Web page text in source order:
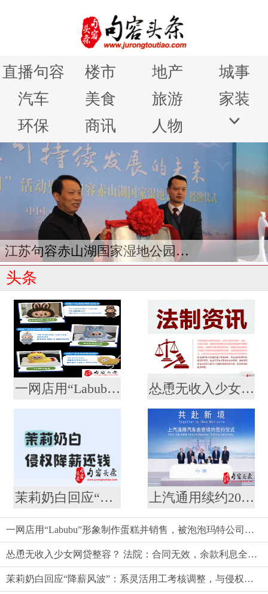
直播句容 楼市 地产
城事
汽车
美食 旅游
家装
环保
商讯 人物
江苏句容赤山湖国家湿地公园授牌仪式
头条
一网店用“Labubu”形象制作蛋糕并销售，被泡泡玛特公司起诉 怂恿无收入少女网贷整容？ 法院：合同无效，余款利息全由商家担！
茉莉奶白回应“降薪风波”：系灵活用工考核调整，与侵权案无关 上汽通用续约20年至2047 合资最长信心票落定 到2030年30款新能源奔涌而来
一网店用“Labubu”形象制作蛋糕并销售，被泡泡玛特公司起诉
怂恿无收入少女网贷整容？ 法院：合同无效，余款利息全由商家担！
茉莉奶白回应“降薪风波”：系灵活用工考核调整，与侵权案无关